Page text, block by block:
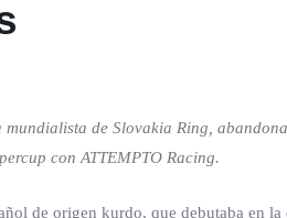
de Slovakia Ring,
con ATTEMPTO Racing.
de origen kurdo, que debutaba en